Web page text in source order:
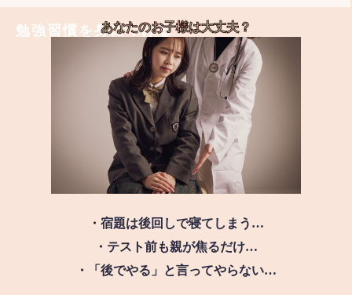
勉強習慣を身につける
あなたのお子様は大丈夫？
・宿題は後回しで寝てしまう…
・テスト前も親が焦るだけ…
・「後でやる」と言ってやらない…